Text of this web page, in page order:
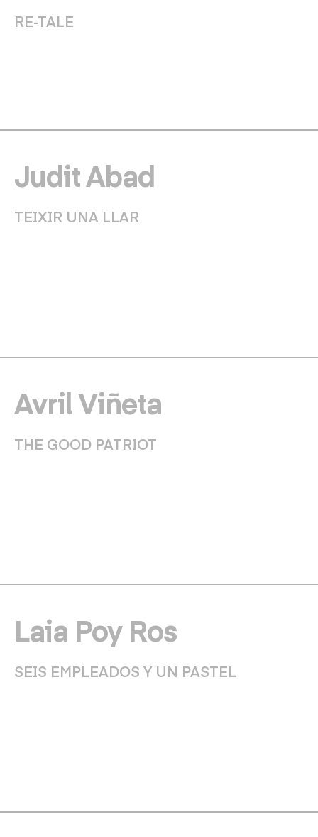
RE-TALE
Judit Abad
TEIXIR UNA LLAR
Avril Viñeta
THE GOOD PATRIOT
Laia Poy Ros
SEIS EMPLEADOS Y UN PASTEL